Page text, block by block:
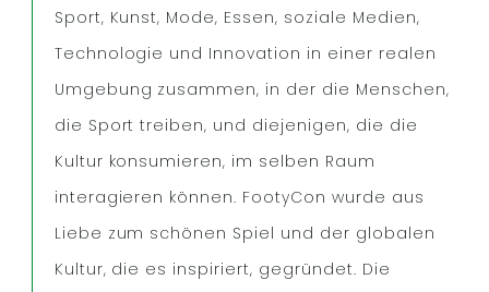
Sport, Kunst, Mode, Essen, soziale Medien,
Technologie und Innovation in einer realen
Umgebung zusammen, in der die Menschen,
die Sport treiben, und diejenigen, die die
Kultur konsumieren, im selben Raum
interagieren können. FootyCon wurde aus
Liebe zum schönen Spiel und der globalen
Kultur, die es inspiriert, gegründet. Die